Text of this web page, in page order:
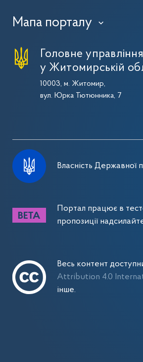
Мапа порталу ›
Головне
у Житомирській
10003, м. Житомир,
вул. Юрка Тютюнника, 7
Власність Державної
Портал працює в
пропозиції
Весь контент
Attribution 4.0
інше.